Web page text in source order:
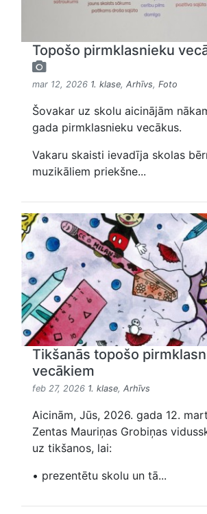
Topošo pirmklasnieku
mar 12, 2026 1. klase, Arhīvs, Foto
Šovakar uz skolu aicinājām
gada pirmklasnieku vecākus.
Vakaru skaisti ievadīja skolas
muzikāliem priekšne...
Tikšanās topošo
vecākiem
feb 27, 2026 1. klase, Arhīvs
Aicinām, Jūs, 2026. gada 12.
Zentas Mauriņas Grobiņas
uz tikšanos, lai:
• prezentētu skolu un tā...